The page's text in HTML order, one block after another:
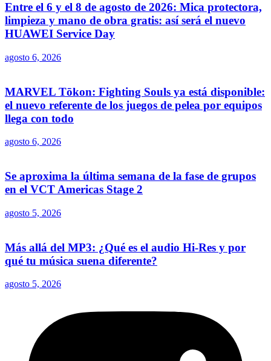
Entre el 6 y el 8 de agosto de 2026: Mica protectora,
limpieza y mano de obra gratis: así será el nuevo
HUAWEI Service Day
agosto 6, 2026
MARVEL Tōkon: Fighting Souls ya está disponible:
el nuevo referente de los juegos de pelea por equipos
llega con todo
agosto 6, 2026
Se aproxima la última semana de la fase de grupos
en el VCT Americas Stage 2
agosto 5, 2026
Más allá del MP3: ¿Qué es el audio Hi-Res y por
qué tu música suena diferente?
agosto 5, 2026